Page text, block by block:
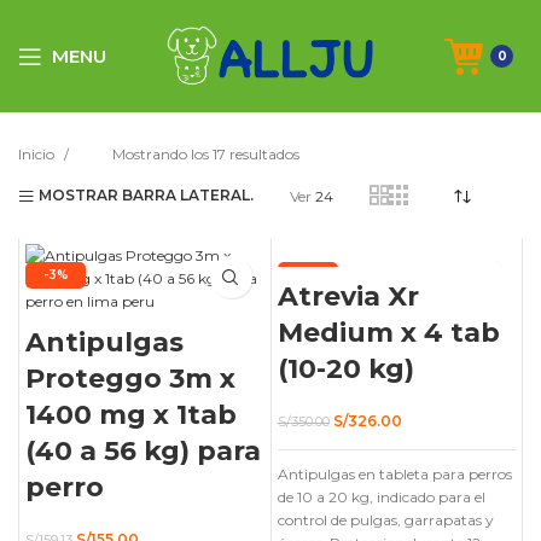
MENU 0
Inicio Mostrando los 17 resultados
MOSTRAR BARRA LATERAL. Ver 24
-3%
Antipulgas
Proteggo 3m x
1400 mg x 1tab
(40 a 56 kg) para
perro
Atrevia Xr
Medium x 4 tab
(10-20 kg)
S/350.00 El
original
era:
S/350.00.
S/326.00El
actual
es:
S/326.00.
Antipulgas en tableta para perros
de 10 a 20 kg, indicado para el
control de pulgas, garrapatas y